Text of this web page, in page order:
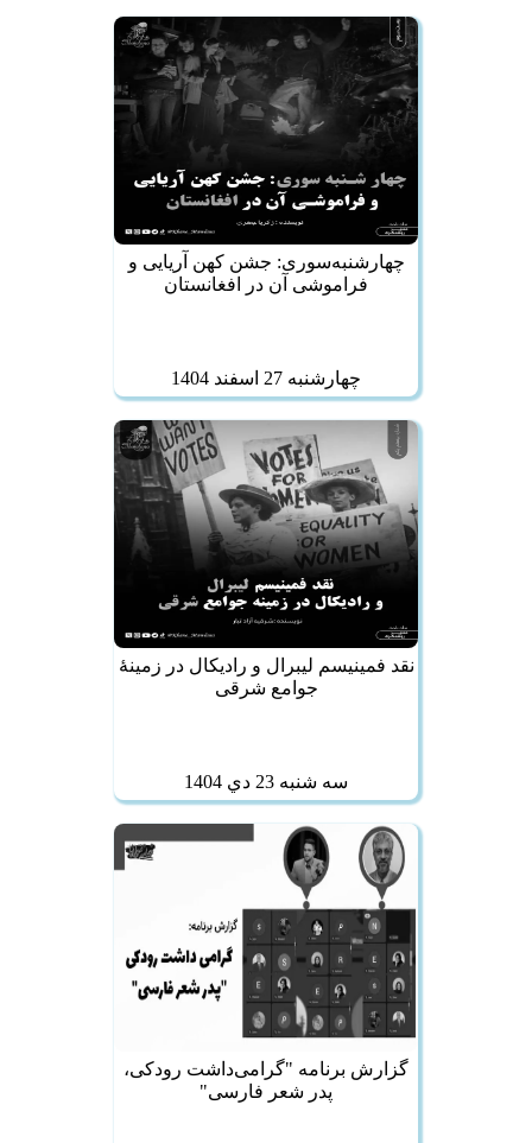
چهارشنبه‌سوری: جشن کهن آریایی و
فراموشی آن در افغانستان
چهارشنبه 27 اسفند 1404
نقد فمینیسم لیبرال و رادیکال در زمینهٔ
جوامع شرقی
سه شنبه 23 دي 1404
گزارش برنامه "گرامی‌داشت رودکی،
پدر شعر فارسی"